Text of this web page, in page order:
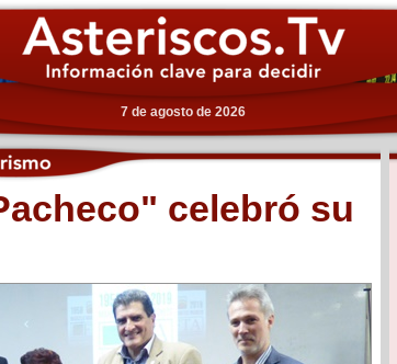
7 de agosto de 2026
celebró su